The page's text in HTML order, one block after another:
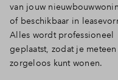
van jouw
of beschikbaar in
Alles wordt professioneel
geplaatst, zodat je meteen
zorgeloos kunt wonen.
voor
nieuwbouw. Vraag je
naar de actuele